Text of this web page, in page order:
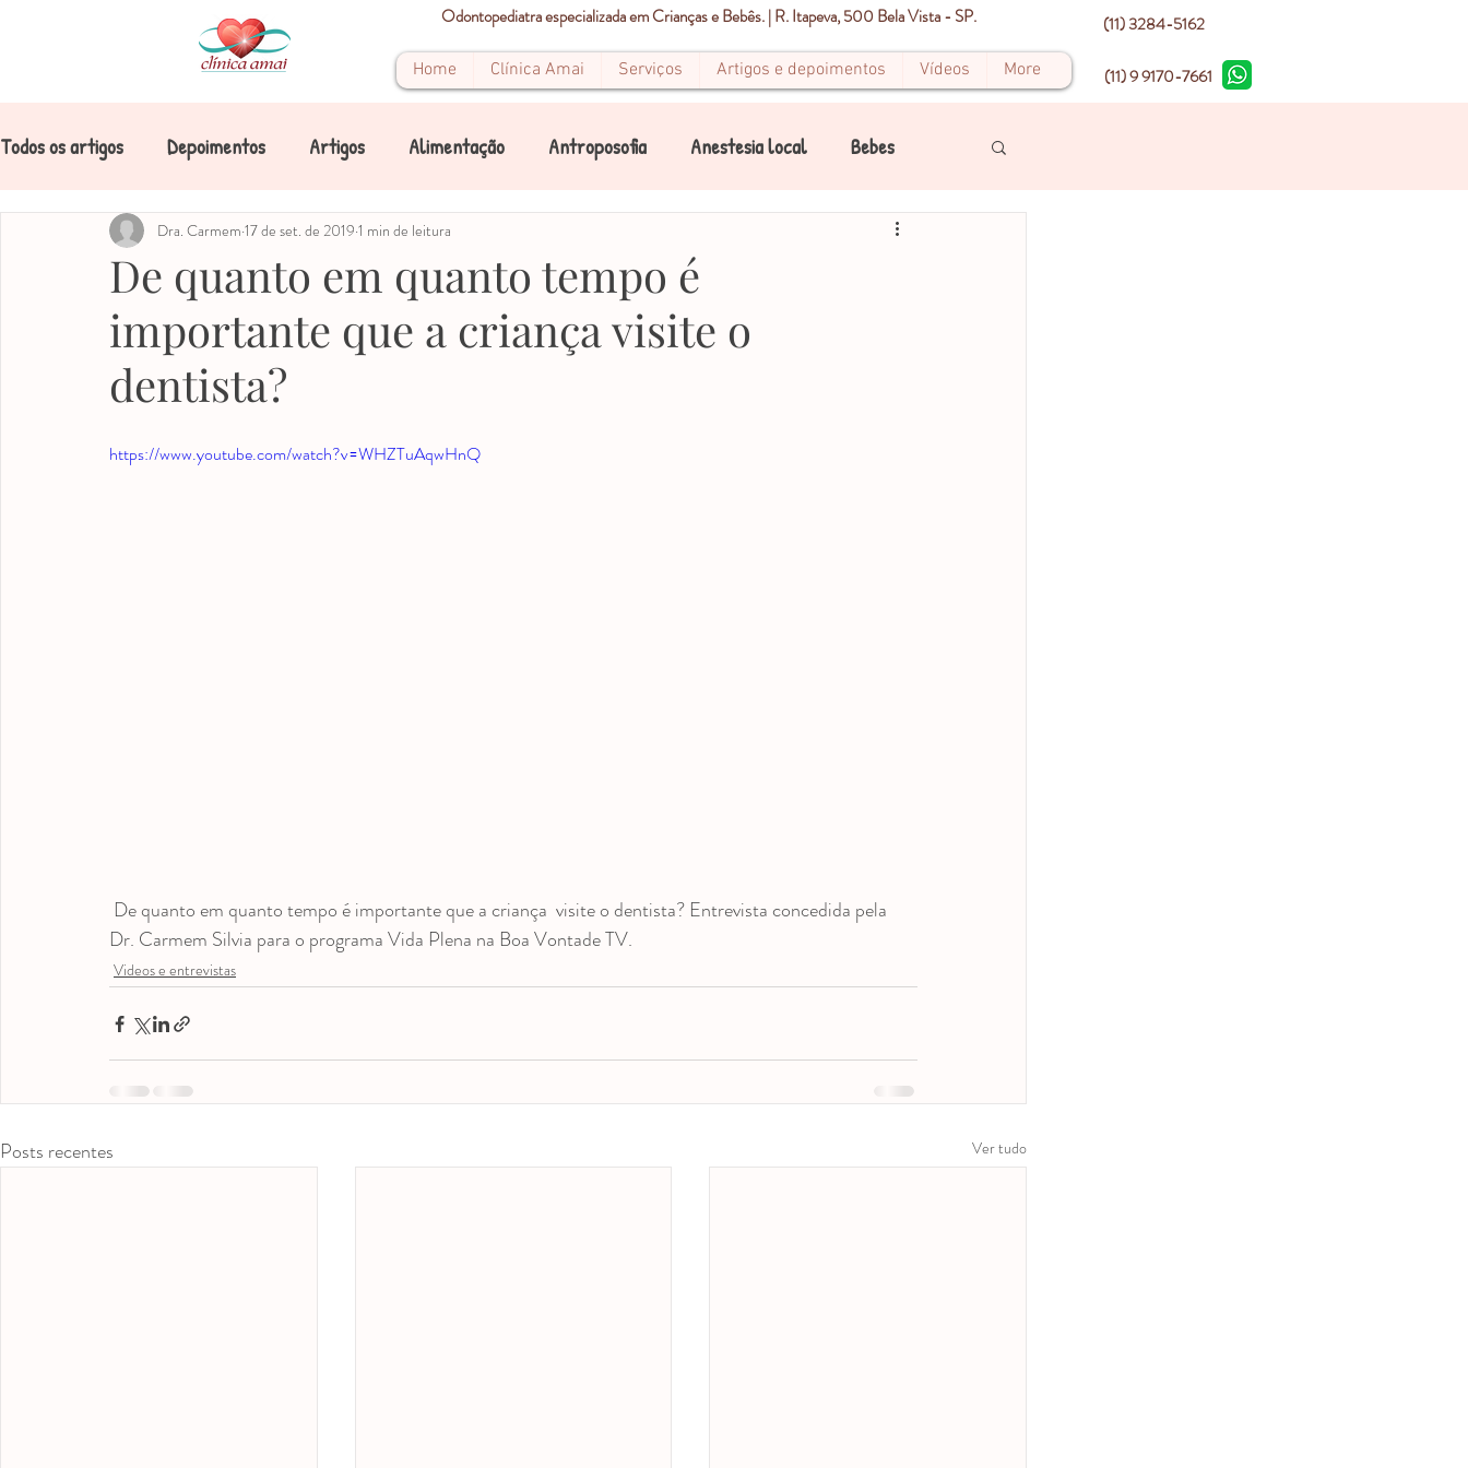
Odontopediatra especializada em Crianças e Bebês. | R. Itapeva, 500 Bela Vista - SP.
Home Clínica Amai Serviços Artigos e depoimentos Vídeos More
(11) 3284-5162
(11) 9 9170-7661
Todos os artigos Depoimentos Artigos Alimentação Antroposofia Anestesia local Bebes
Cárie Cárie de mamadeira Crianças
Dentes de leite Dicas Doenças Dor Estomatite Endodontia
Mancha nos dentes
De quanto em quanto tempo é
importante que a criança visite o
dentista?
Dra. Carmem 17 de set. de 2019 1 min de leitura
https://www.youtube.com/watch?v=WHZTuAqwHnQ
Dr. Carmem Silvia para o programa Vida Plena na Boa Vontade TV.
Videos e entrevistas
Posts recentes Ver tudo